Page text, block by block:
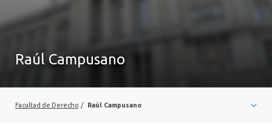
SOBRE LA FACULTAD
Raúl Campusano
Facultad de Derecho / Raúl Campusano